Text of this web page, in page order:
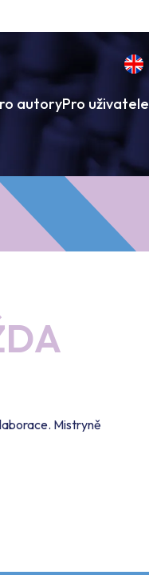
autoryPro uživatele
Mistryně